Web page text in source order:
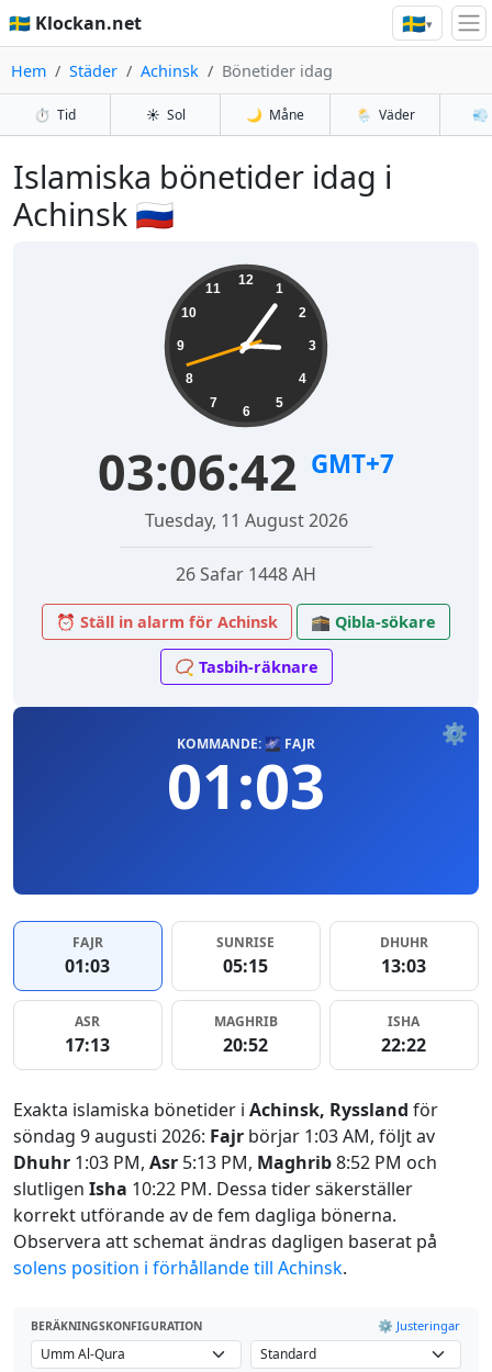
🇸🇪 Klockan.net 🇸🇪▾
Hem Städer Achinsk Bönetider idag
⏱️ Tid ☀️ Sol 🌙 Måne 🌦️ Väder 💨
Islamiska bönetider idag i
Achinsk 🇷🇺
12
1
2
3
4
5
6
7
8
9
10
11
03:06:42 GMT+7
Tuesday, 11 August 2026
26 Safar 1448 AH
⏰ Ställ in alarm för Achinsk 🕋 Qibla-sökare
📿 Tasbih-räknare
⚙️
KOMMANDE: 🌌 FAJR
01:03
FAJR
01:03
SUNRISE
05:15
DHUHR
13:03
ASR
17:13
MAGHRIB
20:52
ISHA
22:22
Exakta islamiska bönetider i Achinsk, Ryssland för
söndag 9 augusti 2026: Fajr börjar 1:03 AM, följt av
Dhuhr 1:03 PM, Asr 5:13 PM, Maghrib8:52 PM och
slutligen Isha 10:22 PM. Dessa tider säkerställer
korrekt utförande av de fem dagliga bönerna.
Observera att schemat ändras dagligen baserat på
solens position i förhållande till Achinsk.
BERÄKNINGSKONFIGURATION ⚙️ Justeringar